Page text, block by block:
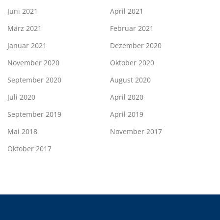
Juni 2021
April 2021
März 2021
Februar 2021
Januar 2021
Dezember 2020
November 2020
Oktober 2020
September 2020
August 2020
Juli 2020
April 2020
September 2019
April 2019
Mai 2018
November 2017
Oktober 2017